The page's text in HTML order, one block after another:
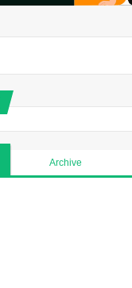
Archive